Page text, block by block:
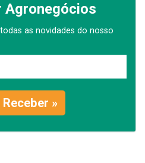
Agronegócios
as novidades do nosso
Receber »